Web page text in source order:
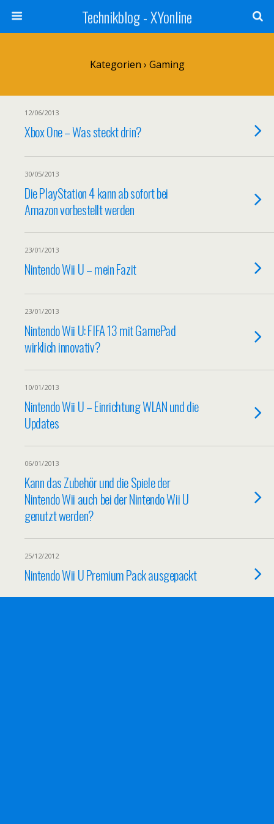
Technikblog - XYonline
Kategorien › Gaming
12/06/2013
Xbox One – Was steckt drin?
30/05/2013
Die PlayStation 4 kann ab sofort bei
Amazon vorbestellt werden
23/01/2013
Nintendo Wii U – mein Fazit
23/01/2013
Nintendo Wii U: FIFA 13 mit GamePad
wirklich innovativ?
10/01/2013
Nintendo Wii U – Einrichtung WLAN und die
Updates
06/01/2013
Kann das Zubehör und die Spiele der
Nintendo Wii auch bei der Nintendo Wii U
genutzt werden?
25/12/2012
Nintendo Wii U Premium Pack ausgepackt